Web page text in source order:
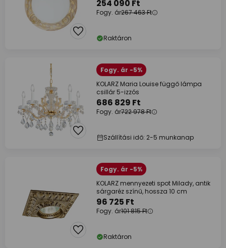
254 090 Ft
Fogy. ár267 463 Ft
Raktáron
Fogy. ár -5%
KOLARZ Maria Louise függő lámpa
csillár 5-izzós
686 829 Ft
Fogy. ár722 978 Ft
Szállítási idő: 2-5 munkanap
Fogy. ár -5%
KOLARZ mennyezeti spot Milady, antik
sárgaréz színű, hossza 10 cm
96 725 Ft
Fogy. ár101 815 Ft
Raktáron